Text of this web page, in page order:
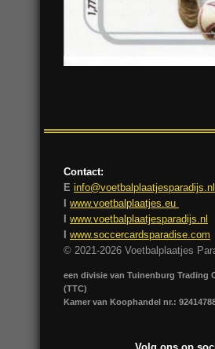
Contact:
E info@voetbalplaatjesparadijs.nl
I www.voetbalplaatjes.eu
I www.voetbalplaatjesparadijs.nl
I www.soccercardsparadise.com
© 2021-2026 Voetbalplaatjes
een divisie van Tuinenburg Trading
(TTC)
Kamer van Koophandel nr.: